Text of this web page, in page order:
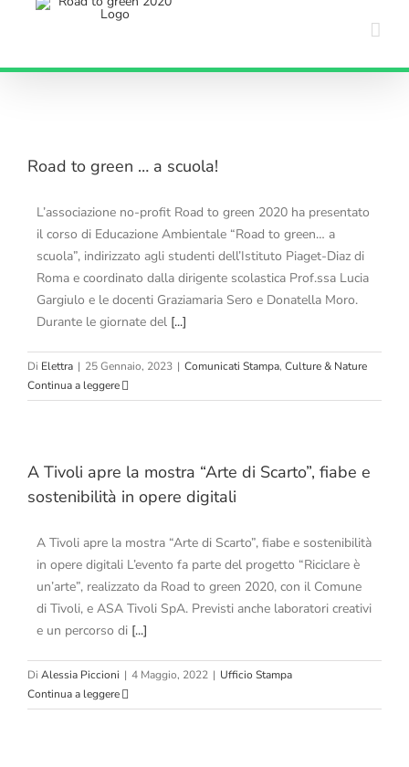
Road to green … a scuola!
L’associazione no-profit Road to green 2020 ha presentato
il corso di Educazione Ambientale “Road to green… a
scuola”, indirizzato agli studenti dell’Istituto Piaget-Diaz di
Roma e coordinato dalla dirigente scolastica Prof.ssa Lucia
Gargiulo e le docenti Graziamaria Sero e Donatella Moro.
Durante le giornate del [...]
Di Elettra | 25 Gennaio, 2023 | Comunicati Stampa, Culture & Nature
Continua a leggere
A Tivoli apre la mostra “Arte di Scarto”, fiabe e
sostenibilità in opere digitali
A Tivoli apre la mostra “Arte di Scarto”, fiabe e sostenibilità
in opere digitali L’evento fa parte del progetto “Riciclare è
un’arte”, realizzato da Road to green 2020, con il Comune
di Tivoli, e ASA Tivoli SpA. Previsti anche laboratori creativi
e un percorso di [...]
Di Alessia Piccioni | 4 Maggio, 2022 | Ufficio Stampa
Continua a leggere